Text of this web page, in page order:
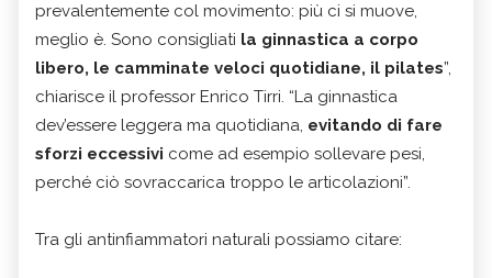
prevalentemente col movimento: più ci si muove,
meglio è. Sono consigliati la ginnastica a corpo
libero, le camminate veloci quotidiane, il pilates”,
chiarisce il professor Enrico Tirri. “La ginnastica
dev’essere leggera ma quotidiana, evitando di fare
sforzi eccessivi come ad esempio sollevare pesi,
perché ciò sovraccarica troppo le articolazioni”.
Tra gli antinfiammatori naturali possiamo citare: